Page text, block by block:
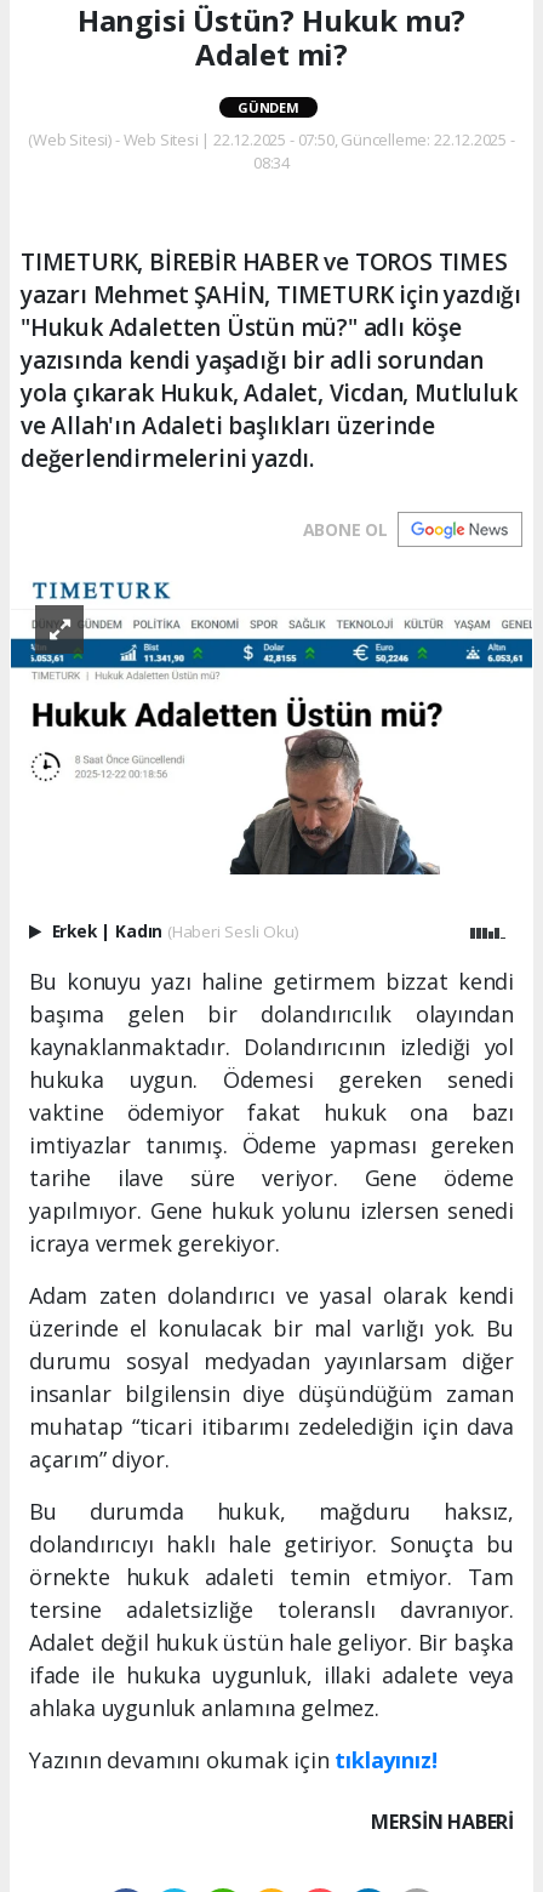
Hangisi Üstün? Hukuk mu?
Adalet mi?
GÜNDEM
(Web Sitesi) - Web Sitesi | 22.12.2025 - 07:50, Güncelleme: 22.12.2025 -
08:34
TIMETURK, BİREBİR HABER ve TOROS TIMES
yazarı Mehmet ŞAHİN, TIMETURK için yazdığı
"Hukuk Adaletten Üstün mü?" adlı köşe
yazısında kendi yaşadığı bir adli sorundan
yola çıkarak Hukuk, Adalet, Vicdan, Mutluluk
ve Allah'ın Adaleti başlıkları üzerinde
değerlendirmelerini yazdı.
ABONE OL
Erkek | Kadın (Haberi Sesli Oku)
Bu konuyu yazı haline getirmem bizzat kendi
başıma gelen bir dolandırıcılık olayından
kaynaklanmaktadır. Dolandırıcının izlediği yol
hukuka uygun. Ödemesi gereken senedi
vaktine ödemiyor fakat hukuk ona bazı
imtiyazlar tanımış. Ödeme yapması gereken
tarihe ilave süre veriyor. Gene ödeme
yapılmıyor. Gene hukuk yolunu izlersen senedi
icraya vermek gerekiyor.
Adam zaten dolandırıcı ve yasal olarak kendi
üzerinde el konulacak bir mal varlığı yok. Bu
durumu sosyal medyadan yayınlarsam diğer
insanlar bilgilensin diye düşündüğüm zaman
muhatap “ticari itibarımı zedelediğin için dava
açarım” diyor.
Bu durumda hukuk, mağduru haksız,
dolandırıcıyı haklı hale getiriyor. Sonuçta bu
örnekte hukuk adaleti temin etmiyor. Tam
tersine adaletsizliğe toleranslı davranıyor.
Adalet değil hukuk üstün hale geliyor. Bir başka
ifade ile hukuka uygunluk, illaki adalete veya
ahlaka uygunluk anlamına gelmez.
Yazının devamını okumak için tıklayınız!
MERSIN HABERİ